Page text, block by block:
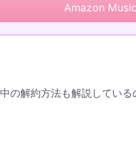
Amazon
の解約方法も解説してい